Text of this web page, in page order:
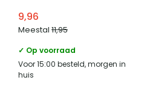
9,96
Meestal 11,95
✓ Op voorraad
Voor 15:00 besteld, morgen in
huis